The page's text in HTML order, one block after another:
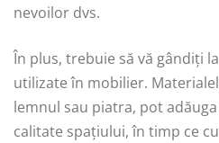
nevoilor dvs.
În plus, trebuie să vă gândiți
utilizate în mobilier.
lemnul sau piatra, pot
calitate spațiului, în timp ce